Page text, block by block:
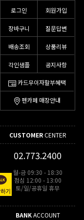
로그인 회원가입
장바구니 질문답변
배송조회 상품리뷰
각인샘플 공지사항
카드무이자할부혜택
펜카페 매장안내
CUSTOMERCENTER
02.773.2400
월-금 09:30 - 18:30
점심 12:00 - 13:00
토/일/공휴일 휴무
BANKACCOUNT
리